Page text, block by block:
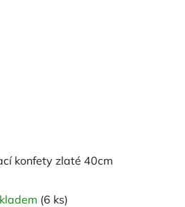
konfety zlaté 40cm
(6 ks)